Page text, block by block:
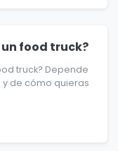
food truck?
truck? Depende
de cómo quieras